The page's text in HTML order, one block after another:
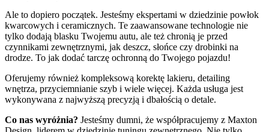
Ale to dopiero początek. Jesteśmy ekspertami w dziedzinie powłok
kwarcowych i ceramicznych. Te zaawansowane technologie nie
tylko dodają blasku Twojemu autu, ale też chronią je przed
czynnikami zewnętrznymi, jak deszcz, słońce czy drobinki na
drodze. To jak dodać tarczę ochronną do Twojego pojazdu!
Oferujemy również kompleksową korektę lakieru, detailing
wnętrza, przyciemnianie szyb i wiele więcej. Każda usługa jest
wykonywana z najwyższą precyzją i dbałością o detale.
Co nas wyróżnia? Jesteśmy dumni, że współpracujemy z Maxton